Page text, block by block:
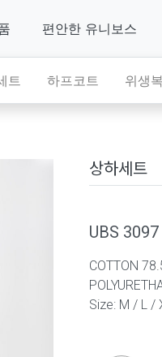
편안한 유니보스
트 하프코트 위생복
상하세트
UBS 3097
COTTON
Size: M / L /